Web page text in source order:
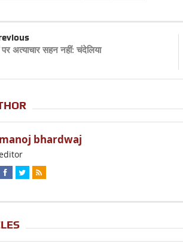
पर अत्याचार सहन नहीं: चंदेलिया
manoj bhardwaj